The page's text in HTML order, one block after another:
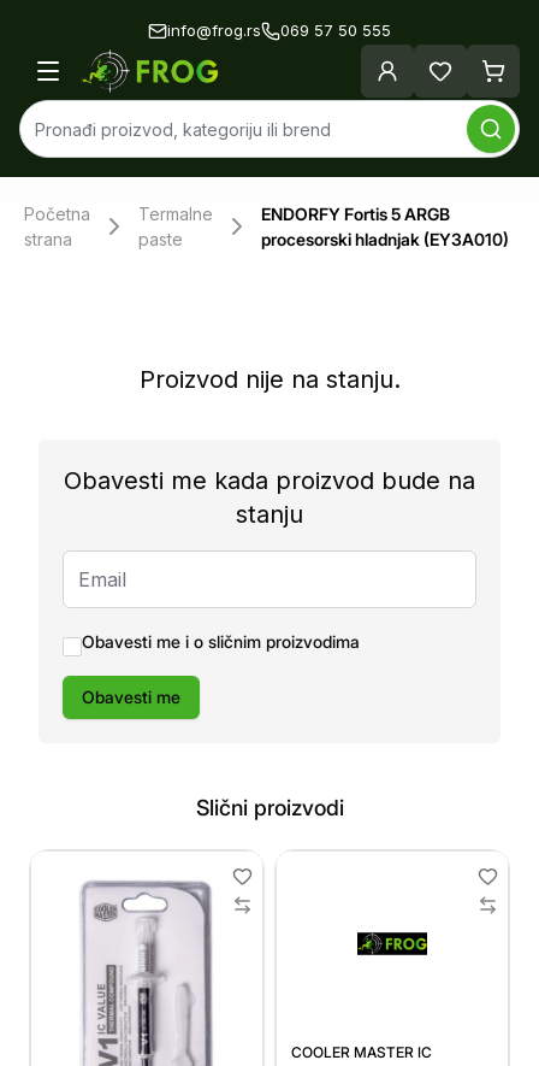
info@frog.rs 069 57 50 555
Početna
strana
Termalne
paste
ENDORFY Fortis 5 ARGB
procesorski hladnjak (EY3A010)
Proizvod nije na stanju.
Obavesti me kada proizvod bude na
stanju
Obavesti me i o sličnim proizvodima
Obavesti me
Slični proizvodi
COOLER MASTER IC